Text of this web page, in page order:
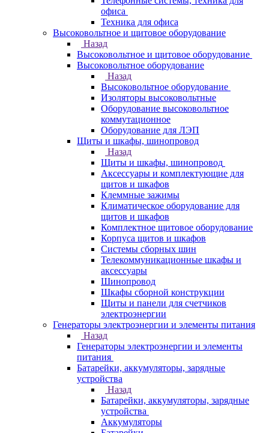
офиса
Техника для офиса
Высоковольтное и щитовое оборудование
Назад
Высоковольтное и щитовое оборудование
Высоковольтное оборудование
Назад
Высоковольтное оборудование
Изоляторы высоковольтные
Оборудование высоковольтное
коммутационное
Оборудование для ЛЭП
Щиты и шкафы, шинопровод
Назад
Щиты и шкафы, шинопровод
Аксессуары и комплектующие для
щитов и шкафов
Клеммные зажимы
Климатическое оборудование для
щитов и шкафов
Комплектное щитовое оборудование
Корпуса щитов и шкафов
Системы сборных шин
Телекоммуникационные шкафы и
аксессуары
Шинопровод
Шкафы сборной конструкции
Щиты и панели для счетчиков
электроэнергии
Генераторы электроэнергии и элементы питания
Назад
Генераторы электроэнергии и элементы
питания
Батарейки, аккумуляторы, зарядные
устройства
Назад
Батарейки, аккумуляторы, зарядные
устройства
Аккумуляторы